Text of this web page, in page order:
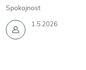
1.5.2026
Spokojnost